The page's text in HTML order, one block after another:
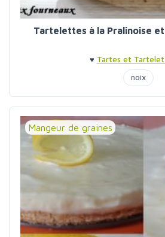
Tartelettes à la Pralinoise
♥ Tartes et
noix
Mangeur de graines